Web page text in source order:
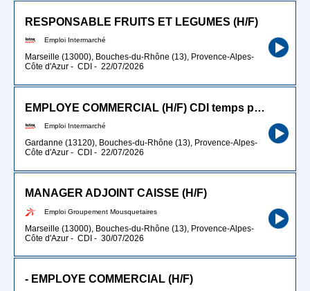
RESPONSABLE FRUITS ET LEGUMES (H/F)
Emploi Intermarché
Marseille (13000), Bouches-du-Rhône (13), Provence-Alpes-
Côte d'Azur - CDI - 22/07/2026
EMPLOYE COMMERCIAL (H/F) CDI temps partiel 30h
Emploi Intermarché
Gardanne (13120), Bouches-du-Rhône (13), Provence-Alpes-
Côte d'Azur - CDI - 22/07/2026
MANAGER ADJOINT CAISSE (H/F)
Emploi Groupement Mousquetaires
Marseille (13000), Bouches-du-Rhône (13), Provence-Alpes-
Côte d'Azur - CDI - 30/07/2026
- EMPLOYE COMMERCIAL (H/F)